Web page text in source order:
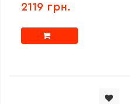
2119 грн.